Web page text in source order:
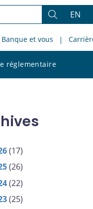
EN
Banque et vous
réglementaire
le
(17)
(26)
(22)
(25)